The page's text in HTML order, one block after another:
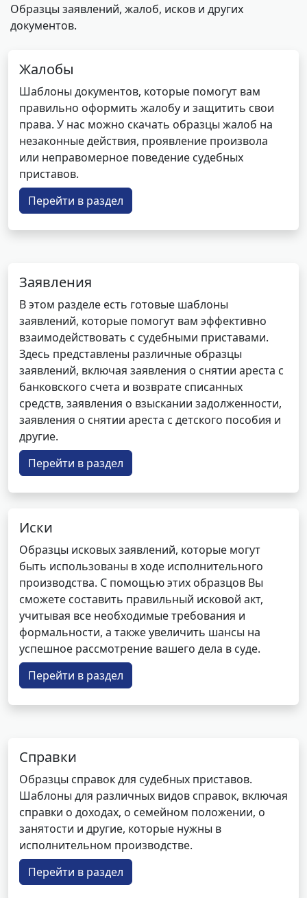
Образцы заявлений, жалоб, исков и других
документов.
Жалобы
Шаблоны документов, которые помогут вам
правильно оформить жалобу и защитить свои
права. У нас можно скачать образцы жалоб на
незаконные действия, проявление произвола
или неправомерное поведение судебных
приставов.
Перейти в раздел
Заявления
В этом разделе есть готовые шаблоны
заявлений, которые помогут вам эффективно
взаимодействовать с судебными приставами.
Здесь представлены различные образцы
заявлений, включая заявления о снятии ареста с
банковского счета и возврате списанных
средств, заявления о взыскании задолженности,
заявления о снятии ареста с детского пособия и
другие.
Перейти в раздел
Иски
Образцы исковых заявлений, которые могут
быть использованы в ходе исполнительного
производства. С помощью этих образцов Вы
сможете составить правильный исковой акт,
учитывая все необходимые требования и
формальности, а также увеличить шансы на
успешное рассмотрение вашего дела в суде.
Перейти в раздел
Справки
Образцы справок для судебных приставов.
Шаблоны для различных видов справок, включая
справки о доходах, о семейном положении, о
занятости и другие, которые нужны в
исполнительном производстве.
Перейти в раздел